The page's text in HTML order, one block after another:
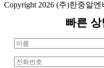
Copyright 2026 (주)한중알엔
Bar
Area
빠른 상